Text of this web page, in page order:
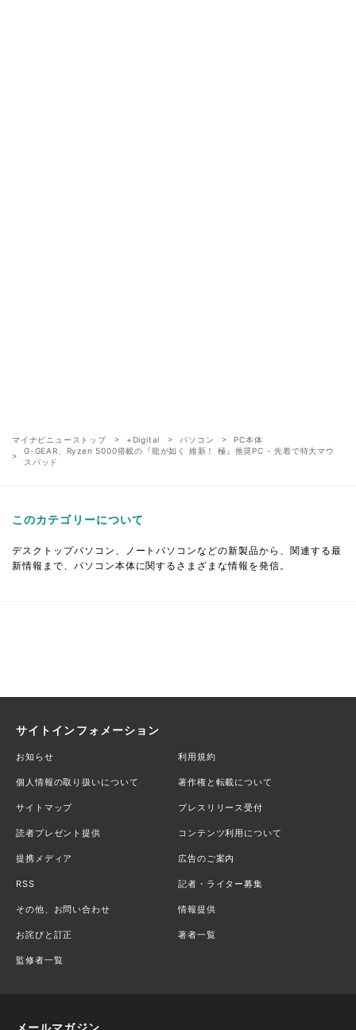
マイナビニューストップ +Digital パソコン
PC本体
G-GEAR、Ryzen 5000搭載の『龍が如く 維新！ 極』推奨PC - 先着で特大マウ
スパッド
このカテゴリーについて
デスクトップパソコン、ノートパソコンなどの新製品から、関連する最
新情報まで、パソコン本体に関するさまざまな情報を発信。
サイトインフォメーション
お知らせ 利用規約
個人情報の取り扱いについて 著作権と転載について
サイトマップ プレスリリース受付
読者プレゼント提供 コンテンツ利用について
提携メディア 広告のご案内
RSS 記者・ライター募集
その他、お問い合わせ 情報提供
お詫びと訂正 著者一覧
監修者一覧
メールマガジン